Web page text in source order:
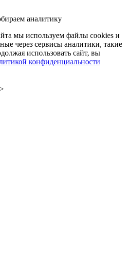
аналитику
мы используем файлы cookies и
через сервисы аналитики, такие
использовать сайт, вы
конфиденциальности